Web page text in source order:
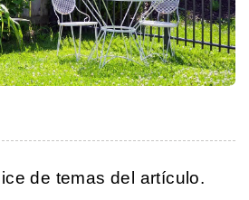
de temas del artículo.